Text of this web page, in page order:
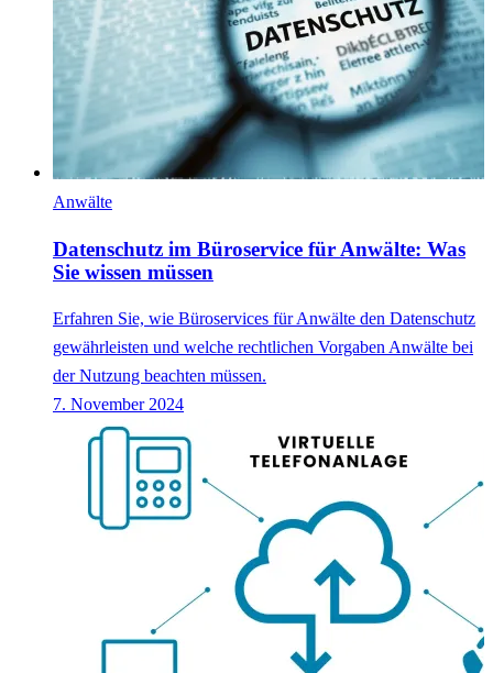
Anwälte
Datenschutz im Büroservice für Anwälte: Was
Sie wissen müssen
Erfahren Sie, wie Büroservices für Anwälte den Datenschutz
gewährleisten und welche rechtlichen Vorgaben Anwälte bei
der Nutzung beachten müssen.
7. November 2024